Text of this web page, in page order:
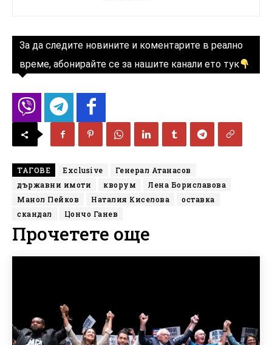
За да следите новините и коментарите в реално
време, абонирайте се за нашите канали ето тук
ТАГОВЕ Exclusive
Генерал Атанасов
държавни имоти
кворум
Лена Бориславова
Манол Пейков
Наталия Киселова
оставка
скандал
Цончо Ганев
Прочетете още